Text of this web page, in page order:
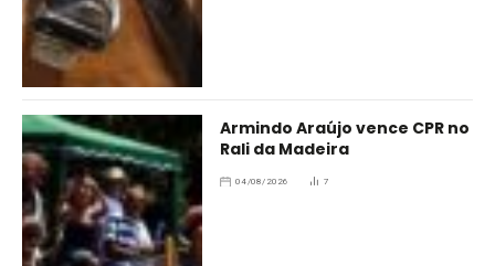
Armindo Araújo vence CPR no
Rali da Madeira
04/08/2026 7